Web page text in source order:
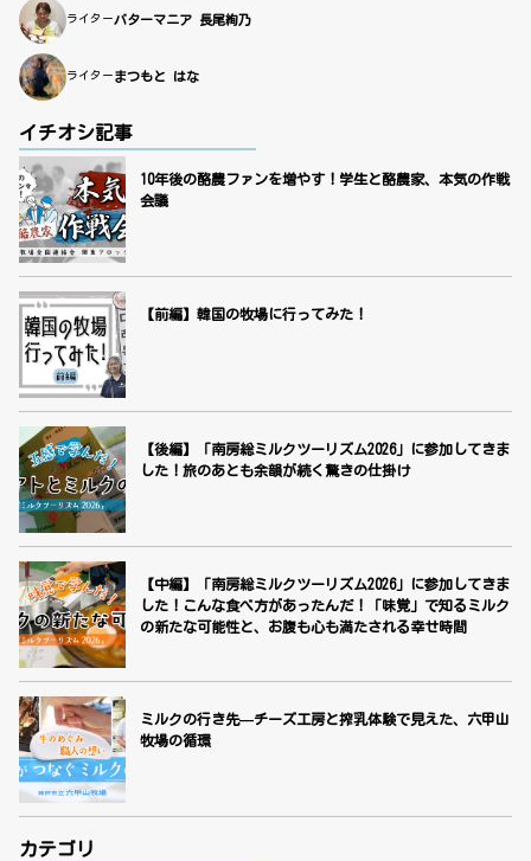
ライター バターマニア 長尾絢乃
ライター まつもと はな
イチオシ記事
10年後の酪農ファンを増やす！学生と酪農家、本気の作戦
会議
【前編】韓国の牧場に行ってみた！
【後編】「南房総ミルクツーリズム2026」に参加してきま
した！旅のあとも余韻が続く驚きの仕掛け
【中編】「南房総ミルクツーリズム2026」に参加してきま
した！こんな食べ方があったんだ！「味覚」で知るミルク
の新たな可能性と、お腹も心も満たされる幸せ時間
ミルクの行き先—チーズ工房と搾乳体験で見えた、六甲山
牧場の循環
カテゴリ